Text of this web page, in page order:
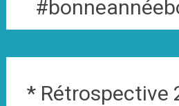
* Rétrospective